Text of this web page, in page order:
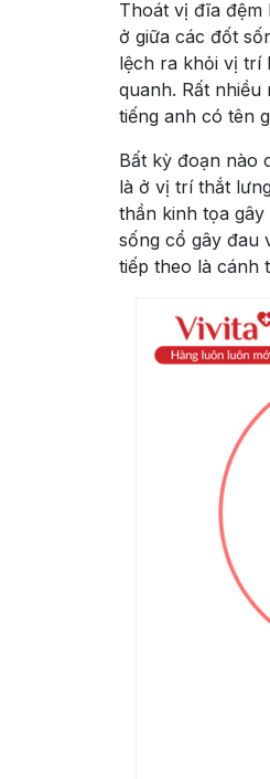
Thoát vị đĩa
ở giữa các đốt
lệch ra khỏi vị trí
quanh. Rất
tiếng anh có tên
Bất kỳ đoạn nào
là ở vị trí thắt
thần kinh tọa
sống cổ gây đau
tiếp theo là cánh